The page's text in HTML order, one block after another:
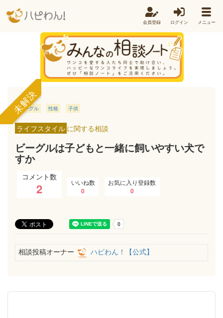
会員登録 ログイン メニュー
未解決
ビーグル 性格 子供
ライフスタイル に関する相談
ビーグルは子どもと一緒に飼いやすい犬で
すか
コメント数
2 いいね数
0
お気に入り登録数
0
相談投稿オーナー ハピわん！【公式】